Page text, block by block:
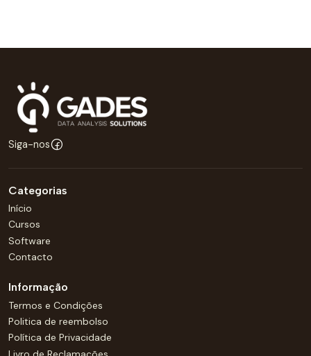
Siga-nos
Categorias
Início
Cursos
Software
Contacto
Informação
Termos e Condições
Politica de reembolso
Política de Privacidade